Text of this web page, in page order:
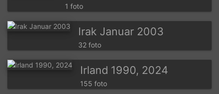
1 foto
Irak Januar 2003
32 foto
Irland 1990, 2024
155 foto